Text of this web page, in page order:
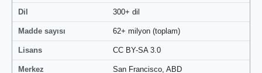
Dil 300+ dil
Madde sayısı 62+ milyon (toplam)
Lisans CC BY-SA 3.0
Merkez San Francisco, ABD